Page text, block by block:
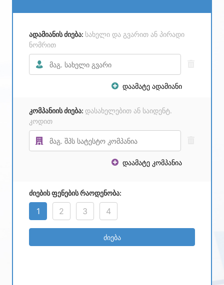
ადამიანის ძიება: სახელი და გვარით ან პირადი
ნომრით
დაამატე ადამიანი
კომპანიის ძიება: დასახელებით ან საიდენტ.
კოდით
დაამატე კომპანია
ძიების ფენების რაოდენობა:
1 2 3 4
ძიება